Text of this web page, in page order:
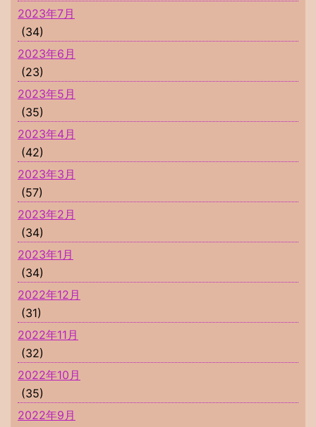
2023年7月
(34)
2023年6月
(23)
2023年5月
(35)
2023年4月
(42)
2023年3月
(57)
2023年2月
(34)
2023年1月
(34)
2022年12月
(31)
2022年11月
(32)
2022年10月
(35)
2022年9月